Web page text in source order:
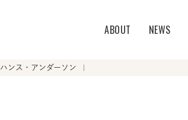
ABOUT NEWS
ハンス・アンダーソン